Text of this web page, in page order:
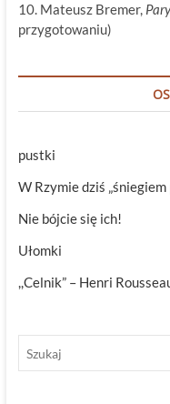
10. Mateusz Bremer,
przygotowaniu)
pustki
W Rzymie dziś „śniegiem
Nie bójcie się ich!
Ułomki
,,Celnik” – Henri